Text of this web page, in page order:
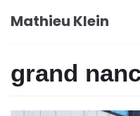
Aller
Mathieu Klein
grand